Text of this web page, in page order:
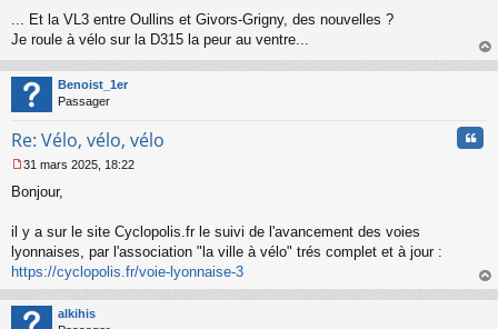
s
a
g
e
o
l
u
... Et la VL3 entre Oullins et Givors-Grigny, des nouvelles ?
Je roule à vélo sur la D315 la peur au ventre...
au
Benoist_1er
Passager
Re: Vélo, vélo, vélo
e
s
a
g
e
n
o
31 mars 2025, 18:22
Bonjour,
il y a sur le site Cyclopolis.fr le suivi de l'avancement des voies
lyonnaises, par l'association "la ville à vélo" trés complet et à jour :
https://cyclopolis.fr/voie-lyonnaise-3
au
alkihis